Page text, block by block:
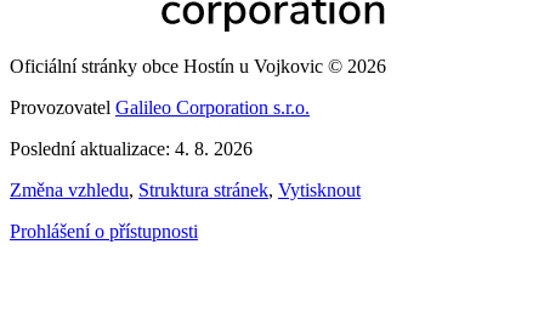
Oficiální stránky obce Hostín u Vojkovic © 2026
Provozovatel Galileo Corporation s.r.o.
Poslední aktualizace: 4. 8. 2026
Změna vzhledu, Struktura stránek, Vytisknout
Prohlášení o přístupnosti